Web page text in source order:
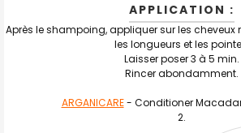
APPLICATION :
Après le shampoing, appliquer sur les
les longueurs et les
Laisser poser 3 à 5 min.
Rincer abondamment.
ARGANICARE- Conditioner